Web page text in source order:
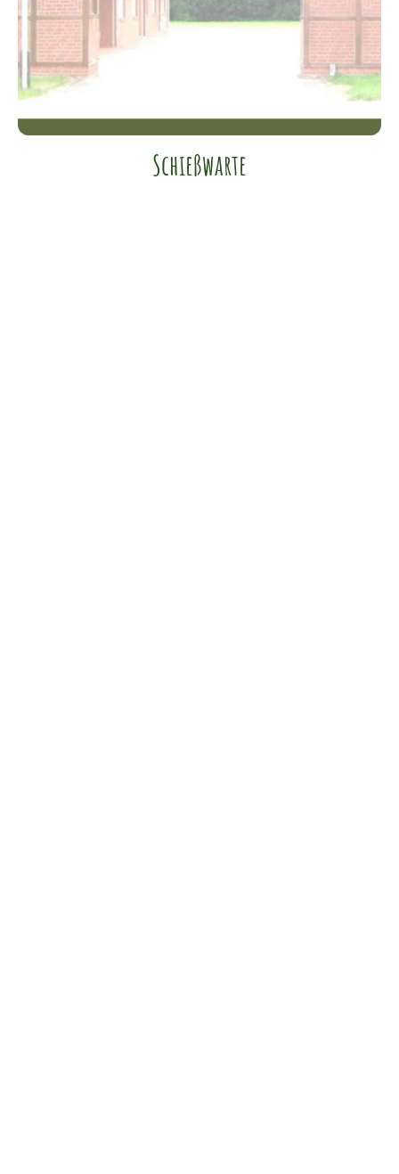
Schießwarte